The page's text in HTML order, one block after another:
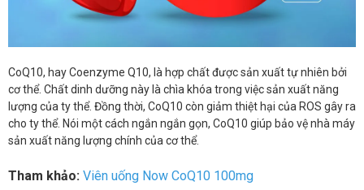
CoQ10, hay Coenzyme Q10, là hợp chất được sản xuất tự nhiên bởi
cơ thể. Chất dinh dưỡng này là chìa khóa trong việc sản xuất năng
lượng của ty thể. Đồng thời, CoQ10 còn giảm thiệt hại của ROS gây ra
cho ty thể. Nói một cách ngắn ngắn gọn, CoQ10 giúp bảo vệ nhà máy
sản xuất năng lượng chính của cơ thể.
Tham khảo: Viên uống Now CoQ10 100mg